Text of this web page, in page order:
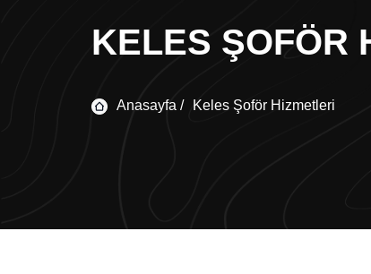
KELES ŞOFÖR
Anasayfa / Keles Şoför Hizmetleri